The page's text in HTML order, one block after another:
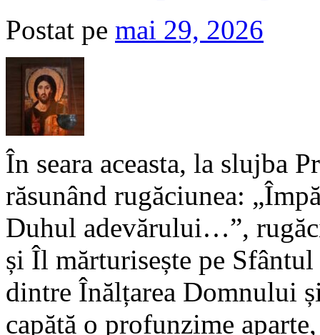
Postat pe mai 29, 2026
În seara aceasta, la slujba
răsunând rugăciunea:
Duhul adevărului…”,
și Îl mărturisește pe
dintre Înălțarea Domnului
capătă o profunzime